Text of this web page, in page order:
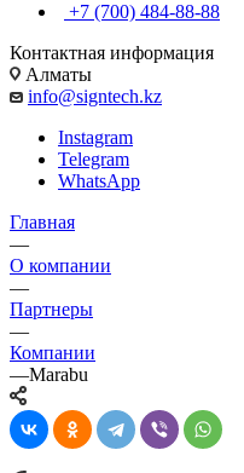
+7 (700) 484-88-88
Контактная информация
Алматы
info@signtech.kz
Instagram
Telegram
WhatsApp
Главная
—
О компании
—
Партнеры
—
Компании
—Marabu